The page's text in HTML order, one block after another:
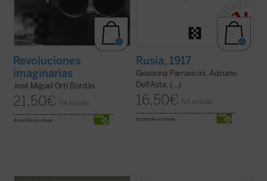
Revoluciones
imaginarias
José Miguel Ortí Bordás
21,50€ IVA incluido
disponible en ebook:
Rusia, 1917
Giovanna Parravicini, Adriano
Dell'Asta, (...)
16,50€ IVA incluido
disponible en ebook: